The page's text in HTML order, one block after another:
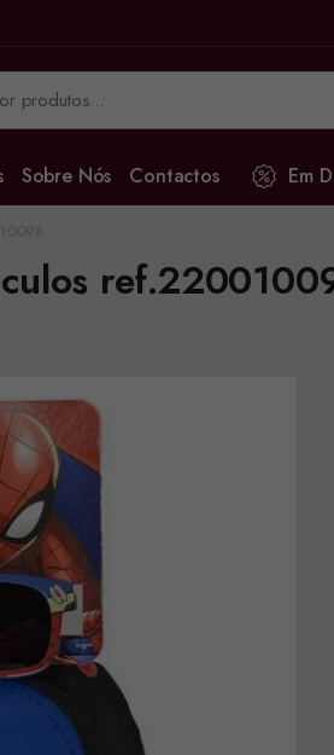
Sobre Nós Contactos Em